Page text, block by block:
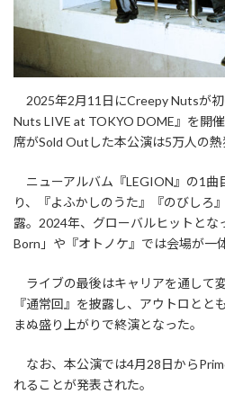
2025年2月11日にCreepy Nutsが
Nuts LIVE at TOKYO DOME』を開
席がSold Outした本公演は5万人の熱
ニューアルバム『LEGION』の1曲
り、『よふかしのうた』『のびしろ
露。2024年、グローバルヒットとな
Born」や『オトノケ』では会場が一
ライブの最後はキャリアを通して
『通常回』を披露し、アウトロとと
まぬ盛り上がりで終演となった。
なお、本公演では4月28日から
れることが発表された。